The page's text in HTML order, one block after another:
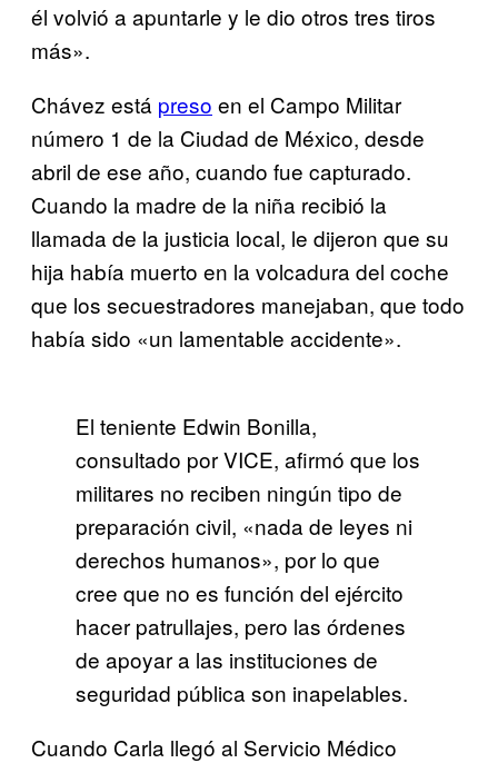
él volvió a apuntarle y le dio otros tres tiros
más».
Chávez está preso en el Campo Militar
número 1 de la Ciudad de México, desde
abril de ese año, cuando fue capturado.
Cuando la madre de la niña recibió la
llamada de la justicia local, le dijeron que su
hija había muerto en la volcadura del coche
que los secuestradores manejaban, que todo
había sido «un lamentable accidente».
El teniente Edwin Bonilla,
consultado por VICE, afirmó que los
militares no reciben ningún tipo de
preparación civil, «nada de leyes ni
derechos humanos», por lo que
cree que no es función del ejército
hacer patrullajes, pero las órdenes
de apoyar a las instituciones de
seguridad pública son inapelables.
Cuando Carla llegó al Servicio Médico